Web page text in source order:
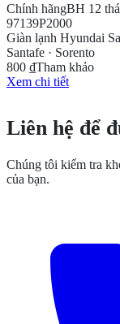
Chính hãngBH 12
97139P2000
Giàn lạnh Hyundai
Santafe · Sorento
800 ₫Tham khảo
Xem chi tiết
Liên hệ để
Chúng tôi kiểm tra
của bạn.